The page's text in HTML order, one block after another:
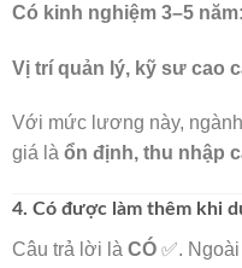
Có kinh nghiệm 3–5 năm:
Vị trí quản lý, kỹ sư cao
Với mức lương này,
giá là ổn định, thu nhập
4. Có được làm thêm khi
Câu trả lời là CÓ ✅.